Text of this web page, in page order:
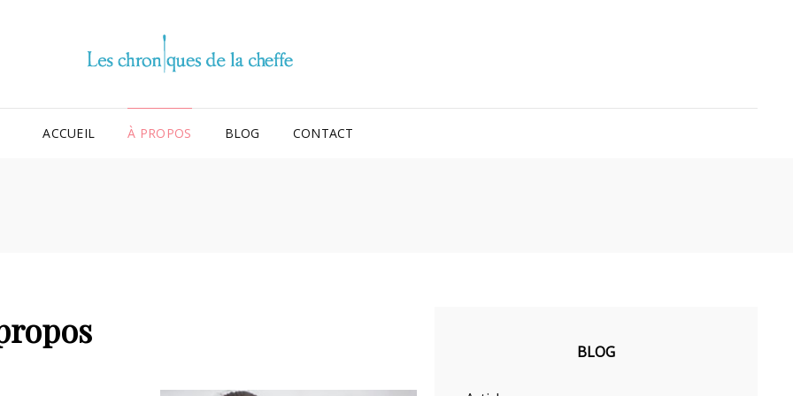
LA CHEFFE
ACCUEIL À PROPOS BLOG CONTACT
BLOG